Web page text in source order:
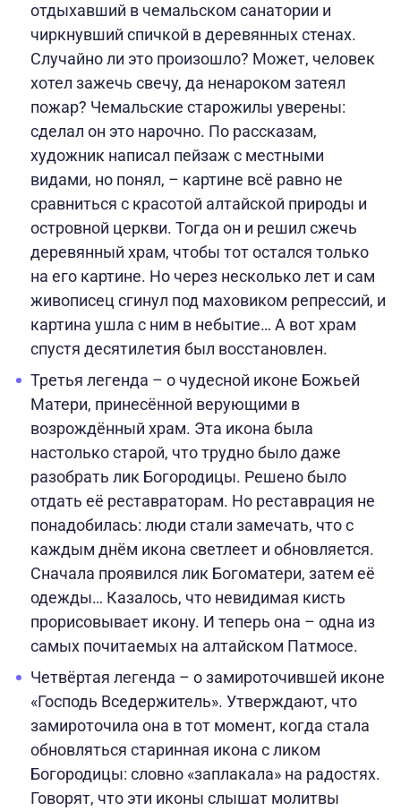
отдыхавший в чемальском санатории и
чиркнувший спичкой в деревянных стенах.
Случайно ли это произошло? Может, человек
хотел зажечь свечу, да ненароком затеял
пожар? Чемальские старожилы уверены:
сделал он это нарочно. По рассказам,
художник написал пейзаж с местными
видами, но понял, – картине всё равно не
сравниться с красотой алтайской природы и
островной церкви. Тогда он и решил сжечь
деревянный храм, чтобы тот остался только
на его картине. Но через несколько лет и сам
живописец сгинул под маховиком репрессий, и
картина ушла с ним в небытие… А вот храм
спустя десятилетия был восстановлен.
Третья легенда – о чудесной иконе Божьей
Матери, принесённой верующими в
возрождённый храм. Эта икона была
настолько старой, что трудно было даже
разобрать лик Богородицы. Решено было
отдать её реставраторам. Но реставрация не
понадобилась: люди стали замечать, что с
каждым днём икона светлеет и обновляется.
Сначала проявился лик Богоматери, затем её
одежды… Казалось, что невидимая кисть
прорисовывает икону. И теперь она – одна из
самых почитаемых на алтайском Патмосе.
Четвёртая легенда – о замироточившей иконе
«Господь Вседержитель». Утверждают, что
замироточила она в тот момент, когда стала
обновляться старинная икона с ликом
Богородицы: словно «заплакала» на радостях.
Говорят, что эти иконы слышат молитвы